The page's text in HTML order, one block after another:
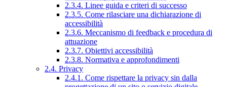
2.3.4. Linee guida e criteri di successo
2.3.5. Come rilasciare una dichiarazione di
accessibilità
2.3.6. Meccanismo di feedback e procedura di
attuazione
2.3.7. Obiettivi accessibilità
2.3.8. Normativa e approfondimenti
2.4. Privacy
2.4.1. Come rispettare la privacy sin dalla